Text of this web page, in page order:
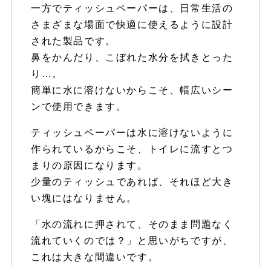
一方でティッシュペーパーは、日常生活の
さまざまな場面で快適に使えるように設計
された製品です。
鼻をかんだり、こぼれた水分を拭きとった
り…。
簡単に水に溶けないからこそ、幅広いシー
ンで使用できます。
ティッシュペーパーは水に溶けないように
作られているからこそ、トイレに流すとつ
まりの原因になります。
少量のティッシュであれば、それほど大き
い塊にはなりません。
「水の流れに押されて、そのまま問題なく
流れていくのでは？」と思いがちですが、
これは大きな間違いです。